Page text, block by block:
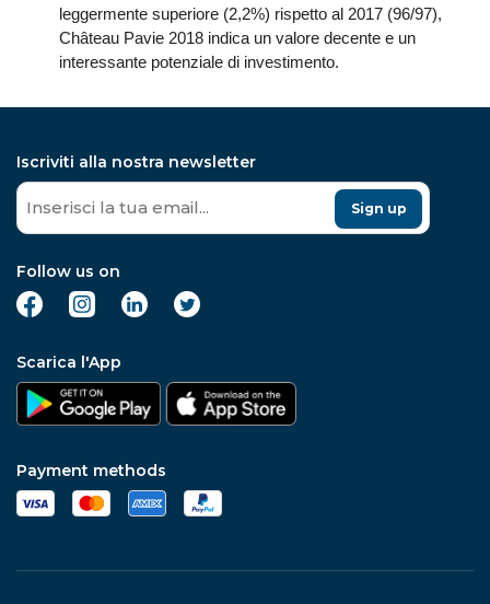
leggermente superiore (2,2%) rispetto al 2017 (96/97),
Château Pavie 2018 indica un valore decente e un
interessante potenziale di investimento.
Iscriviti alla nostra newsletter
Sign up
Follow us on
Scarica l'App
Payment methods